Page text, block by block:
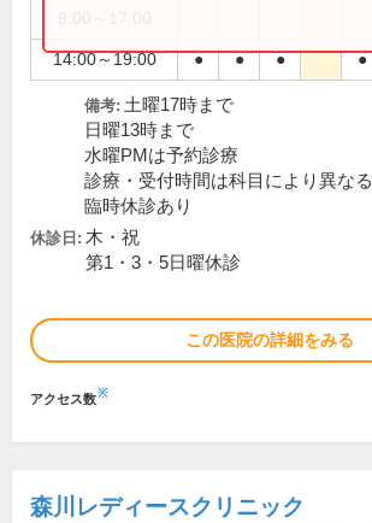
14:00～19:00 ● ● ● ●
備考: 土曜17時まで
日曜13時まで
水曜PMは予約診療
診療・受付時間は科目により異なる
臨時休診あり
休診日: 木・祝
第1・3・5日曜休診
この医院の詳細をみる
アクセス数※
森川レディースクリニック